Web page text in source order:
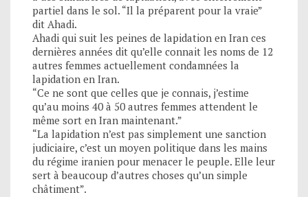
partiel dans le sol. “Il la préparent pour la vraie”
dit Ahadi.
Ahadi qui suit les peines de lapidation en Iran ces
dernières années dit qu’elle connait les noms de 12
autres femmes actuellement condamnées la
lapidation en Iran.
“Ce ne sont que celles que je connais, j’estime
qu’au moins 40 à 50 autres femmes attendent le
même sort en Iran maintenant.”
“La lapidation n’est pas simplement une sanction
judiciaire, c’est un moyen politique dans les mains
du régime iranien pour menacer le peuple. Elle leur
sert à beaucoup d’autres choses qu’un simple
châtiment”.